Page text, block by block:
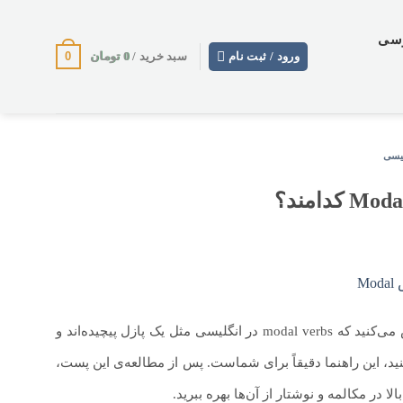
ورود / ثبت نام سبد خرید /0 تومان 0
همیشه موقع انتخاب بین can یا could، must یا have to دودل می‌شوید؟ اگر احساس می‌کنید که modal verbs در انگلیسی مثل یک پازل پیچیده‌اند و
این راهنما دقیقاً برای شماست. پس از مطالعه‌ی این پست،
در مکالمه و نوشتار از آن‌ها بهره ببرید.
از